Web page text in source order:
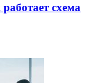
схема